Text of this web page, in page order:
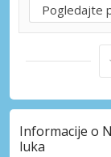
Pogledajte
Informacije o
luka